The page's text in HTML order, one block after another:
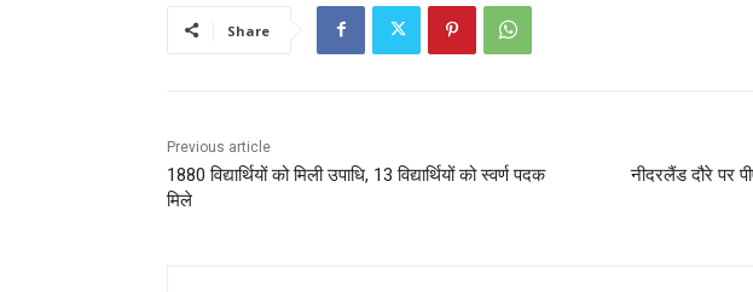
Share
Previous article
1880 विद्यार्थियों को मिली उपाधि, 13 विद्यार्थियों को स्वर्ण पदक
मिले
नीदरलैंड दौरे पर